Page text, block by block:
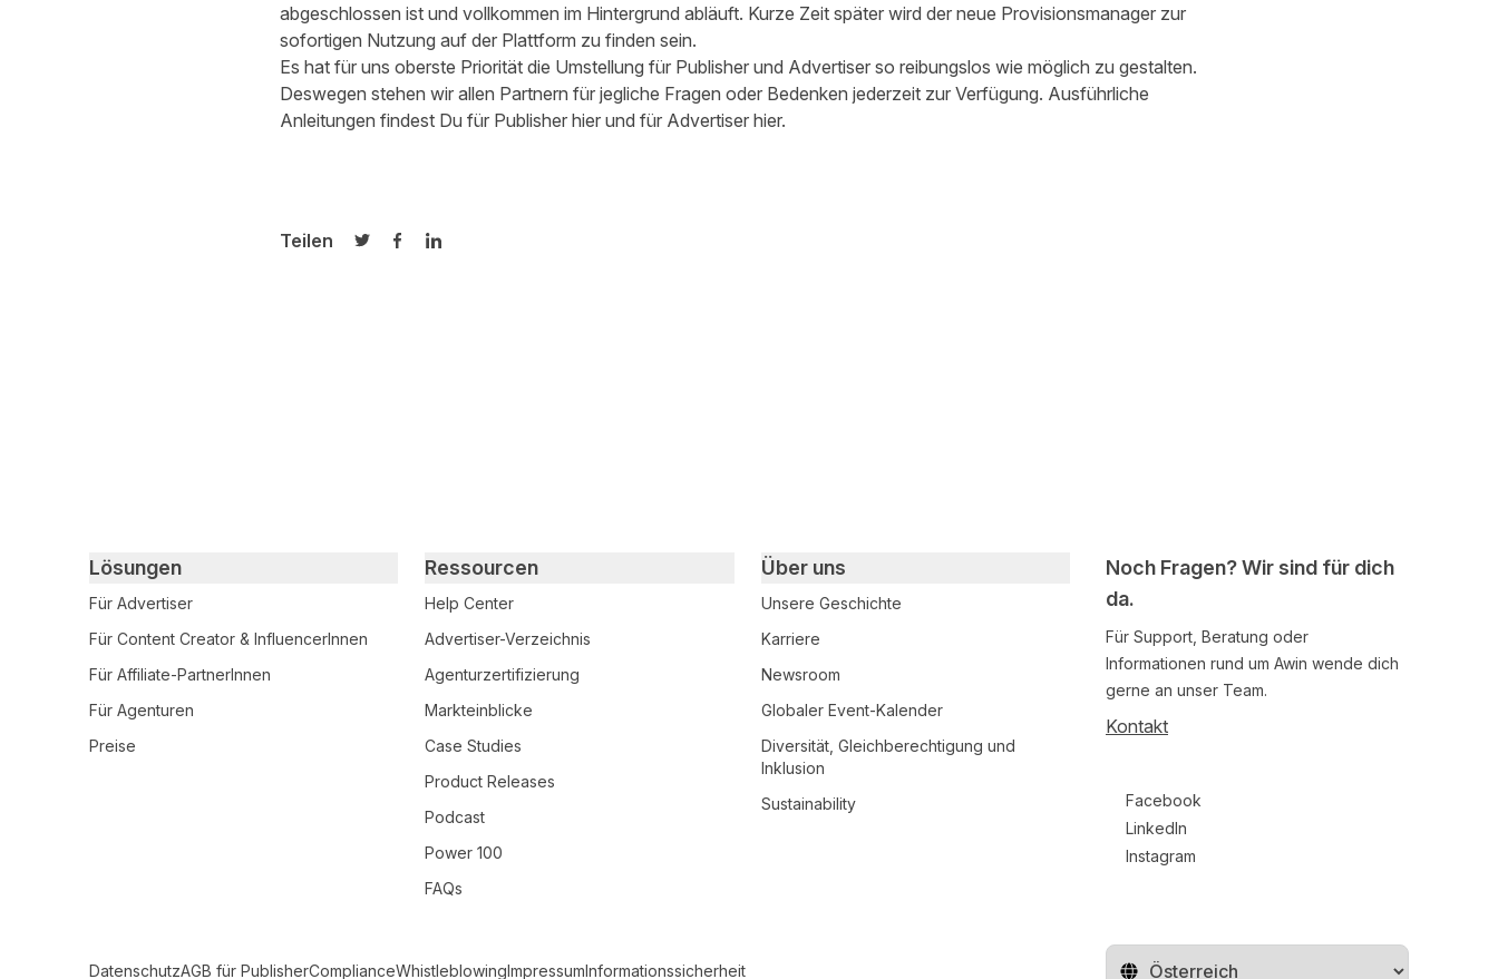
abgeschlossen ist und vollkommen im Hintergrund abläuft. Kurze Zeit später wird der neue Provisionsmanager zur
sofortigen Nutzung auf der Plattform zu finden sein.
Es hat für uns oberste Priorität die Umstellung für Publisher und Advertiser so reibungslos wie möglich zu gestalten.
Deswegen stehen wir allen Partnern für jegliche Fragen oder Bedenken jederzeit zur Verfügung. Ausführliche
Anleitungen findest Du für Publisher hierund für Advertiser hier.
Teilen
Auf Twitter teilen
Auf Facebook teilen
Auf LinkedIn teilen
Noch Fragen? Wir sind für dich
da.
Für Support, Beratung oder
Informationen rund um Awin wende dich
gerne an unser Team.
Kontakt
Facebook
LinkedIn
Instagram
Primary footer navigation
Lösungen
Für Advertiser
Für Content Creator & InfluencerInnen
Für Affiliate-PartnerInnen
Für Agenturen
Preise
Ressourcen
Help Center
Advertiser-Verzeichnis
Agenturzertifizierung
Markteinblicke
Case Studies
Product Releases
Podcast
Power 100
FAQs
Über uns
Unsere Geschichte
Karriere
Newsroom
Globaler Event-Kalender
Diversität, Gleichberechtigung und
Inklusion
Sustainability
Secondary Footer Navigation
DatenschutzAGB für PublisherComplianceWhistleblowingImpressumInformationssicherheit